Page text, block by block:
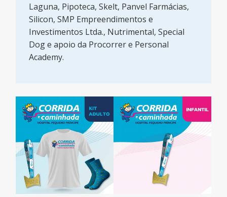
Laguna, Pipoteca, Skelt, Panvel Farmácias,
Silicon, SMP Empreendimentos e
Investimentos Ltda., Nutrimental, Special
Dog e apoio da Procorrer e Personal
Academy.